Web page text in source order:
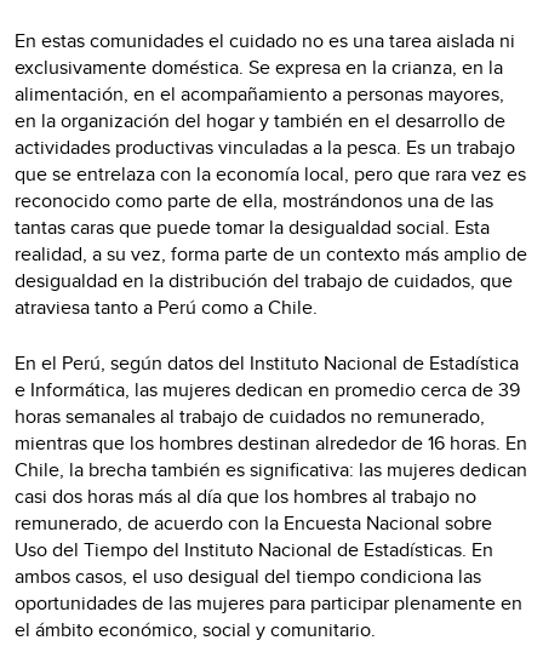
En estas comunidades el cuidado no es una tarea aislada ni
exclusivamente doméstica. Se expresa en la crianza, en la
alimentación, en el acompañamiento a personas mayores,
en la organización del hogar y también en el desarrollo de
actividades productivas vinculadas a la pesca. Es un trabajo
que se entrelaza con la economía local, pero que rara vez es
reconocido como parte de ella, mostrándonos una de las
tantas caras que puede tomar la desigualdad social. Esta
realidad, a su vez, forma parte de un contexto más amplio de
desigualdad en la distribución del trabajo de cuidados, que
atraviesa tanto a Perú como a Chile.
En el Perú, según datos del Instituto Nacional de Estadística
e Informática, las mujeres dedican en promedio cerca de 39
horas semanales al trabajo de cuidados no remunerado,
mientras que los hombres destinan alrededor de 16 horas. En
Chile, la brecha también es significativa: las mujeres dedican
casi dos horas más al día que los hombres al trabajo no
remunerado, de acuerdo con la Encuesta Nacional sobre
Uso del Tiempo del Instituto Nacional de Estadísticas. En
ambos casos, el uso desigual del tiempo condiciona las
oportunidades de las mujeres para participar plenamente en
el ámbito económico, social y comunitario.